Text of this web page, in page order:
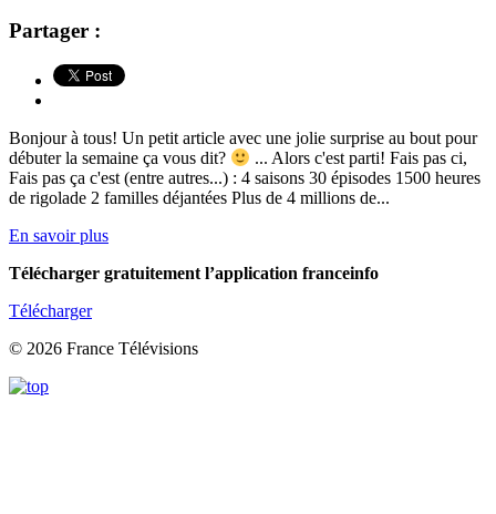
Partager :
Bonjour à tous! Un petit article avec une jolie surprise au bout pour
débuter la semaine ça vous dit?
... Alors c'est parti! Fais pas ci,
Fais pas ça c'est (entre autres...) : 4 saisons 30 épisodes 1500 heures
de rigolade 2 familles déjantées Plus de 4 millions de...
En savoir plus
Télécharger gratuitement l’application franceinfo
Télécharger
© 2026 France Télévisions